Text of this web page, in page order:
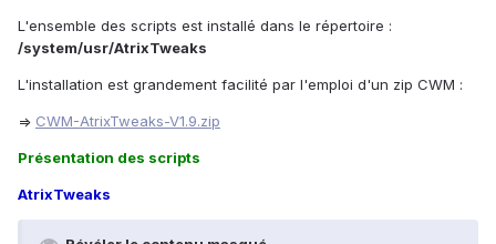
L'ensemble des scripts est installé dans le répertoire :
/system/usr/AtrixTweaks
L'installation est grandement facilité par l'emploi d'un zip CWM :
=> CWM-AtrixTweaks-V1.9.zip
Présentation des scripts
AtrixTweaks